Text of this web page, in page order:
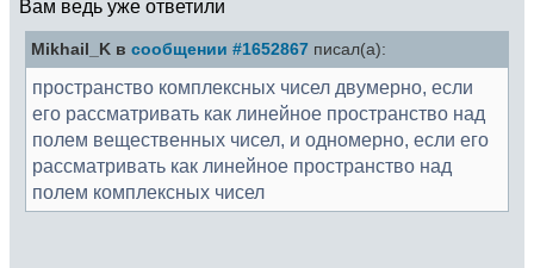
Вам ведь уже ответили
Mikhail_K в сообщении #1652867 писал(а):
пространство комплексных чисел двумерно, если
его рассматривать как линейное пространство над
полем вещественных чисел, и одномерно, если его
рассматривать как линейное пространство над
полем комплексных чисел